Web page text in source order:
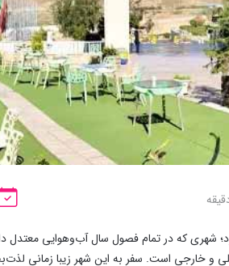
شهری که در تمام فصول سال آب‌وهوایی معتدل
و خارجی است. سفر به این شهر زیبا زمانی